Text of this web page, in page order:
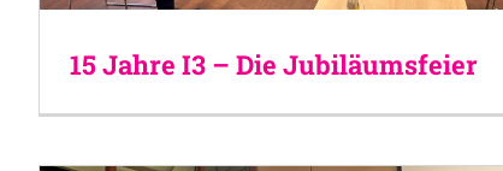
15 Jahre I3 – Die Jubiläumsfeier